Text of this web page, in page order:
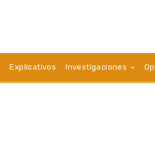
Explicativos Investigaciones